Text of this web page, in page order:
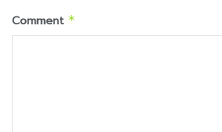
Comment *